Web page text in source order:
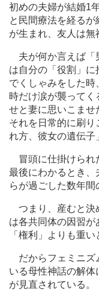
初めの夫婦が結婚1
と民間療法を経る
が生まれ、友人は無
夫が何か言えば「
は自分の「役割」に
でくしゃみをした時
時だけ涙が襲ってく
せと妻に思いこませ
それを日常的に刷り
れ方、彼女の遺伝子
冒頭に仕掛けられ
最後にわかるとき、
らが過ごした数年間
つまり、産むと決
は各共同体の因習が
「権利」よりも重い
だからフェミニズ
いる母性神話の解
が見直されている